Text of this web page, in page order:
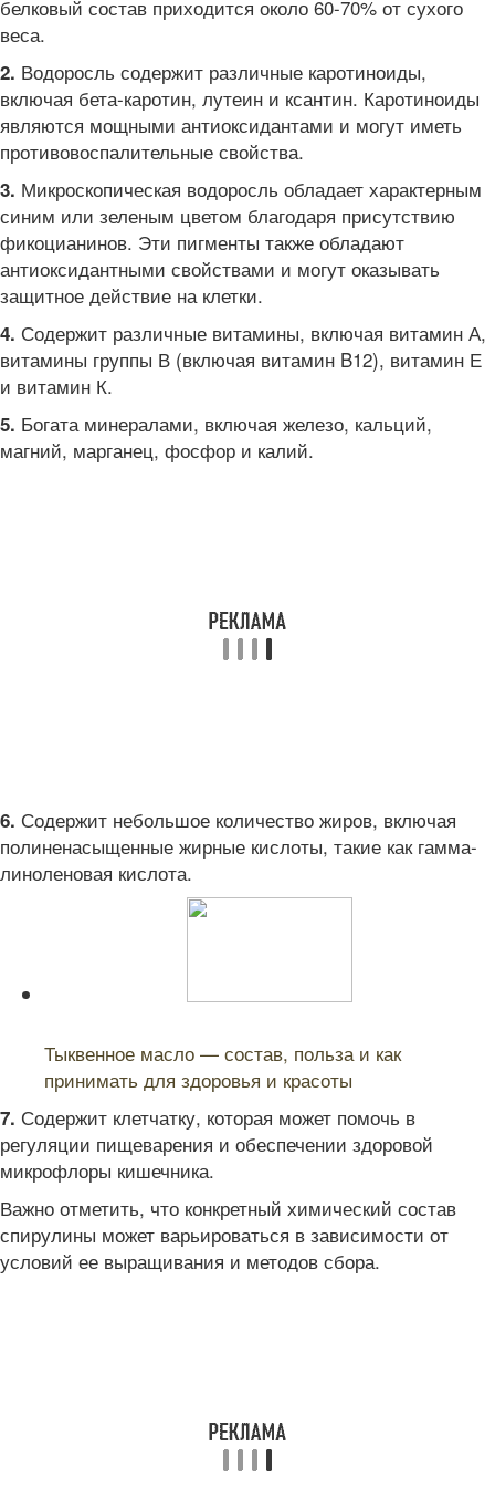
белковый состав приходится около 60-70% от сухого
веса.
2. Водоросль содержит различные каротиноиды,
включая бета-каротин, лутеин и ксантин. Каротиноиды
являются мощными антиоксидантами и могут иметь
противовоспалительные свойства.
3. Микроскопическая водоросль обладает характерным
синим или зеленым цветом благодаря присутствию
фикоцианинов. Эти пигменты также обладают
антиоксидантными свойствами и могут оказывать
защитное действие на клетки.
4. Содержит различные витамины, включая витамин А,
витамины группы В (включая витамин B12), витамин Е
и витамин К.
5. Богата минералами, включая железо, кальций,
магний, марганец, фосфор и калий.
6. Содержит небольшое количество жиров, включая
полиненасыщенные жирные кислоты, такие как гамма-
линоленовая кислота.
Тыквенное масло — состав, польза и как
принимать для здоровья и красоты
7. Содержит клетчатку, которая может помочь в
регуляции пищеварения и обеспечении здоровой
микрофлоры кишечника.
Важно отметить, что конкретный химический состав
спирулины может варьироваться в зависимости от
условий ее выращивания и методов сбора.